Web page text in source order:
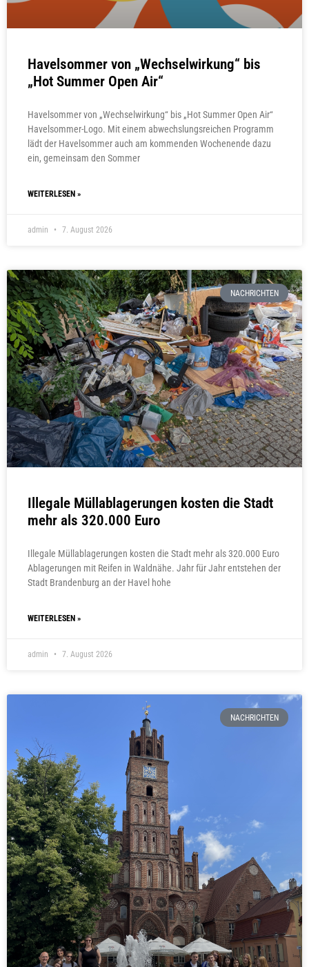
Havelsommer von „Wechselwirkung“ bis
„Hot Summer Open Air“
Havelsommer von „Wechselwirkung“ bis „Hot Summer Open Air“
Havelsommer-Logo. Mit einem abwechslungsreichen Programm
lädt der Havelsommer auch am kommenden Wochenende dazu
ein, gemeinsam den Sommer
WEITERLESEN »
admin 7. August 2026
NACHRICHTEN
Illegale Müllablagerungen kosten die Stadt
mehr als 320.000 Euro
Illegale Müllablagerungen kosten die Stadt mehr als 320.000 Euro
Ablagerungen mit Reifen in Waldnähe. Jahr für Jahr entstehen der
Stadt Brandenburg an der Havel hohe
WEITERLESEN »
admin 7. August 2026
NACHRICHTEN